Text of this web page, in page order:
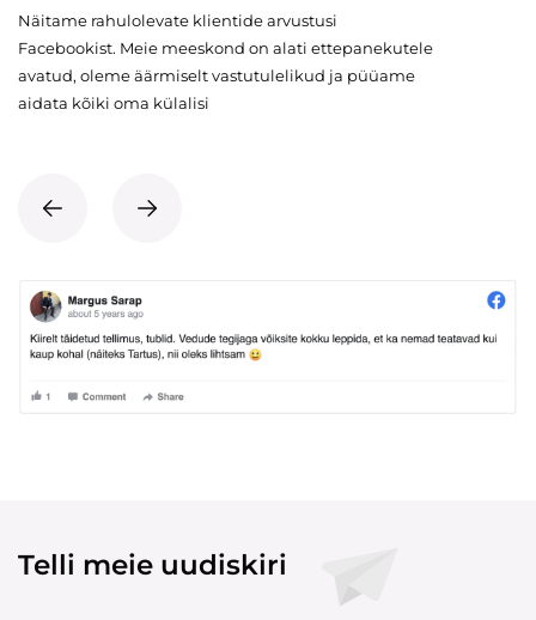
Näitame rahulolevate klientide arvustusi
Facebookist. Meie meeskond on alati ettepanekutele
avatud, oleme äärmiselt vastutulelikud ja püüame
aidata kõiki oma külalisi
Telli meie uudiskiri